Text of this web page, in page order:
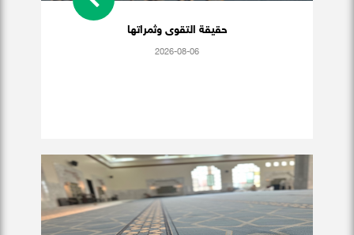
حقيقة التقوى وثمراتها
2026-08-06